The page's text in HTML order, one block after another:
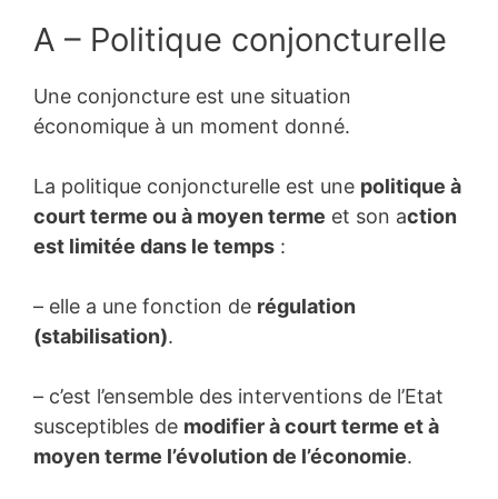
A – Politique conjoncturelle
Une conjoncture est une situation
économique à un moment donné.
La politique conjoncturelle est une politique à
court terme ou à moyen terme et son action
est limitée dans le temps :
– elle a une fonction de régulation
(stabilisation).
– c’est l’ensemble des interventions de l’Etat
susceptibles de modifier à court terme et à
moyen terme l’évolution de l’économie.